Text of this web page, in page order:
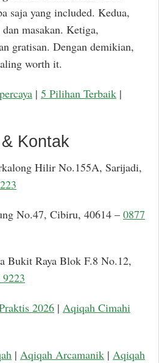
saja yang included. Kedua,
masakan. Ketiga,
gratisan. Dengan demikian,
worth it.
| 5 Pilihan Terbaik |
Kontak
Hilir No.155A, Sarijadi,
No.47, Cibiru, 40614 – 0877
Bukit Raya Blok F.8 No.12,
2026 | Aqiqah Cimahi
| Aqiqah Arcamanik | Aqiqah